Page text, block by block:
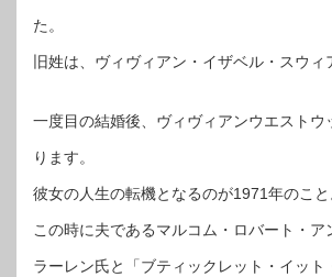
た。
旧姓は、ヴィヴィアン・イザベル・スウィ
一度目の結婚後、ヴィヴィアンウエストウ
ります。
彼女の人生の転機となるのが1971年のこと
この時に夫であるマルコム・ロバート・ア
ラーレン氏と「ブティックレット・イット